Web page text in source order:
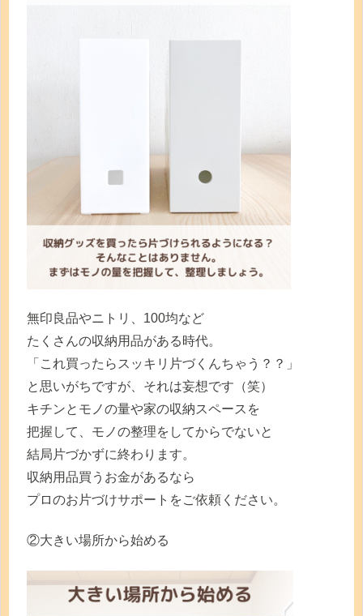
無印良品やニトリ、100均など
たくさんの収納用品がある時代。
「これ買ったらスッキリ片づくんちゃう？？」
と思いがちですが、それは妄想です（笑）
キチンとモノの量や家の収納スペースを
把握して、モノの整理をしてからでないと
結局片づかずに終わります。
収納用品買うお金があるなら
プロのお片づけサポートをご依頼ください。
②大きい場所から始める